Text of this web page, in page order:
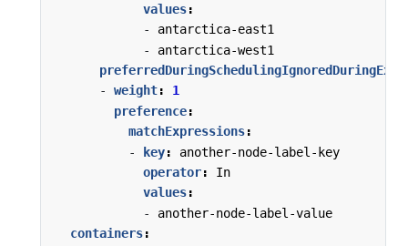
values:
- antarctica-east1
- antarctica-west1
- weight:
1
preference:
matchExpressions:
- key:
another-node-label-key
operator:
In
values:
- another-node-label-value
containers: